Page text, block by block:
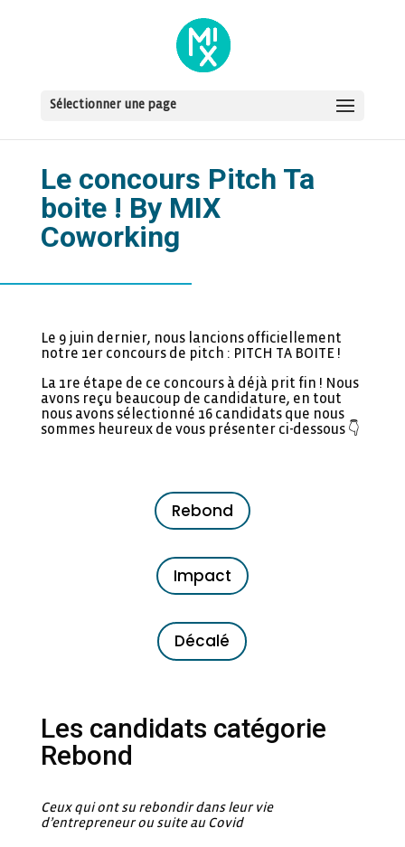
Sélectionner une page
Le concours Pitch Ta
boite ! By MIX
Coworking
Le 9 juin dernier, nous lancions officiellement
notre 1er concours de pitch : PITCH TA BOITE !
La 1re étape de ce concours à déjà prit fin ! Nous
avons reçu beaucoup de candidature, en tout
nous avons sélectionné 16 candidats que nous
sommes heureux de vous présenter ci-dessous 👇
Rebond
Impact
Décalé
Les candidats catégorie
Rebond
Ceux qui ont su rebondir dans leur vie
d’entrepreneur ou suite au Covid